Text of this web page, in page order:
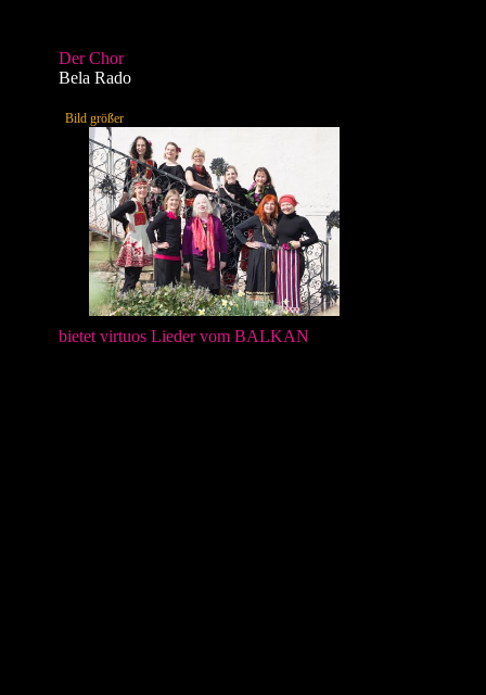
Der Chor
Bela Rado
Bild größer
bietet virtuos Lieder vom BALKAN